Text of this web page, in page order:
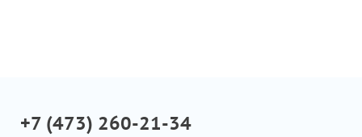
+7 (473) 260-21-34